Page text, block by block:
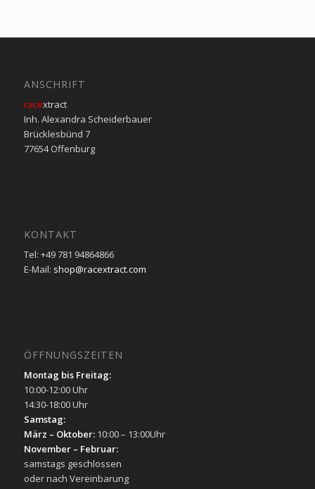
ANSCHRIFT
racextract.
Inh. Alexandra Scheiderbauer
Brücklesbünd 7
77654 Offenburg
KONTAKT
Tel: +49 781 94864866
E-Mail: shop@racextract.com
ÖFFNUNGSZEITEN
Montag bis Freitag:
10:00-12:00 Uhr
14:30-18:00 Uhr
Samstag:
März – Oktober:10:00 – 13:00Uhr
November – Februar:
samstags geschlossen
oder nach Vereinbarung